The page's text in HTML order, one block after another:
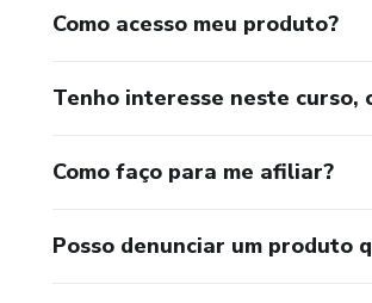
Como acesso meu produto?
Tenho interesse neste curso,
Como faço para me afiliar?
Posso denunciar um produto